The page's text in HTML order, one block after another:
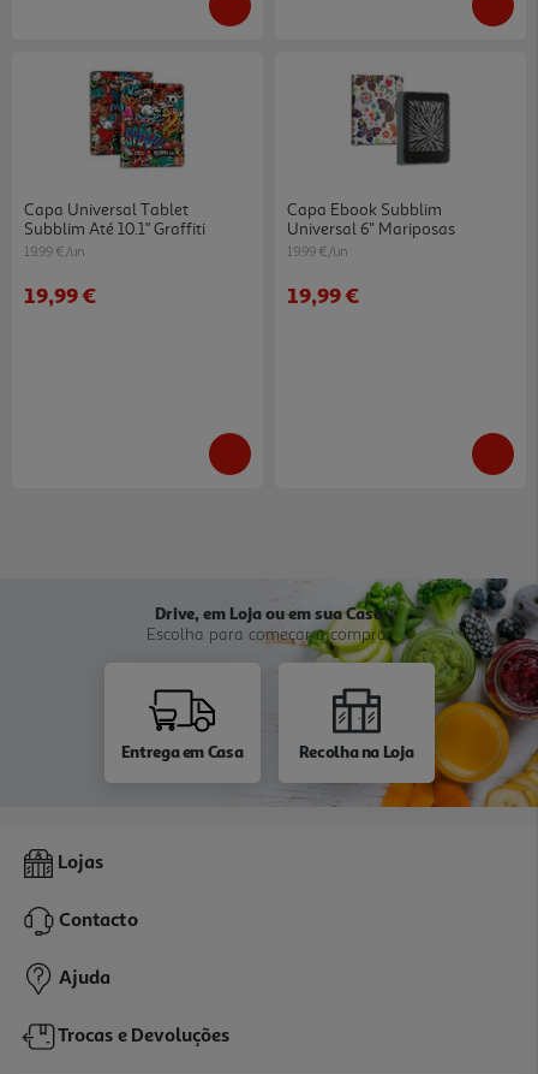
Capa Universal Tablet
Subblim Até 10.1" Graffiti
19.99 €/un
19,99 €
Capa Ebook Subblim
Universal 6'' Mariposas
19.99 €/un
19,99 €
Drive, em Loja ou em sua Casa
Escolha para começar a comprar
Entrega em Casa Recolha na Loja
Lojas
Contacto
Ajuda
Trocas e Devoluções